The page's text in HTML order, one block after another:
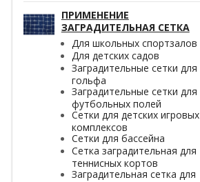
ПРИМЕНЕНИЕ
ЗАГРАДИТЕЛЬНАЯ СЕТКА
Для школьных спортзалов
Для детских садов
Заградительные сетки для
гольфа
Заградительные сетки для
футбольных полей
Сетки для детских игровых
комплексов
Сетки для бассейна
Сетка заградительная для
теннисных кортов
Заградительная сетка для